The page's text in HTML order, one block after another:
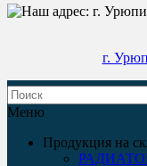
г.
Меню
Продукция на